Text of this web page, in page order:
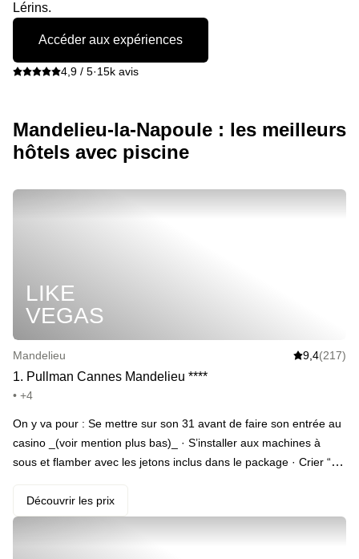
Lérins.
Accéder aux expériences
4,9 / 5·15k avis
Mandelieu-la-Napoule : les meilleurs
hôtels avec piscine
LIKE
VEGAS
Mandelieu 9,4(217)
1. Pullman Cannes Mandelieu ****
• +4
On y va pour : Se mettre sur son 31 avant de faire son entrée au
casino _(voir mention plus bas)_ · S’installer aux machines à
sous et flamber avec les jetons inclus dans le package · Crier “all-
pancakes et jus détox
Découvrir les prix